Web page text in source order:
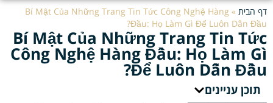
דף הבית »
Bí Mật Của Những Trang Tin Tức Công Nghệ Hàng
Đầu: Họ Làm Gì Để Luôn Dẫn Đầu?
Bí Mật Của Những Trang Tin Tức
Công Nghệ Hàng Đầu: Họ Làm Gì
Để Luôn Dẫn Đầu?
תוכן עניינים